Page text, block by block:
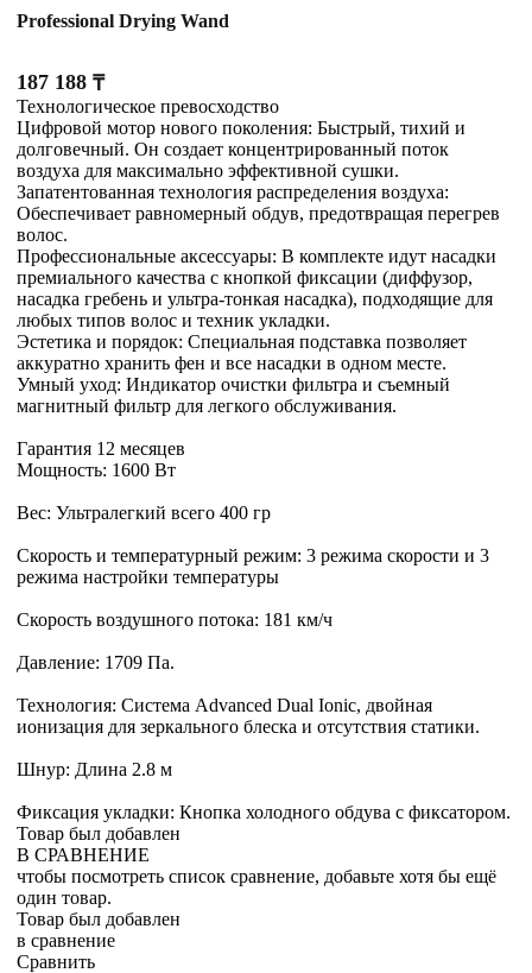
Professional Drying Wand
187 188 ₸
Технологическое превосходство
Цифровой мотор нового поколения: Быстрый, тихий и
долговечный. Он создает концентрированный поток
воздуха для максимально эффективной сушки.
Запатентованная технология распределения воздуха:
Обеспечивает равномерный обдув, предотвращая перегрев
волос.
Профессиональные аксессуары: В комплекте идут насадки
премиального качества с кнопкой фиксации (диффузор,
насадка гребень и ультра-тонкая насадка), подходящие для
любых типов волос и техник укладки.
Эстетика и порядок: Специальная подставка позволяет
аккуратно хранить фен и все насадки в одном месте.
Умный уход: Индикатор очистки фильтра и съемный
магнитный фильтр для легкого обслуживания.
Гарантия 12 месяцев
Мощность: 1600 Вт
Вес: Ультралегкий всего 400 гр
Скорость и температурный режим: 3 режима скорости и 3
режима настройки температуры
Скорость воздушного потока: 181 км/ч
Давление: 1709 Па.
Технология: Система Advanced Dual Ionic, двойная
ионизация для зеркального блеска и отсутствия статики.
Шнур: Длина 2.8 м
Фиксация укладки: Кнопка холодного обдува с фиксатором.
Товар был добавлен
В СРАВНЕНИЕ
чтобы посмотреть список сравнение, добавьте хотя бы ещё
один товар.
Товар был добавлен
в сравнение
Сравнить